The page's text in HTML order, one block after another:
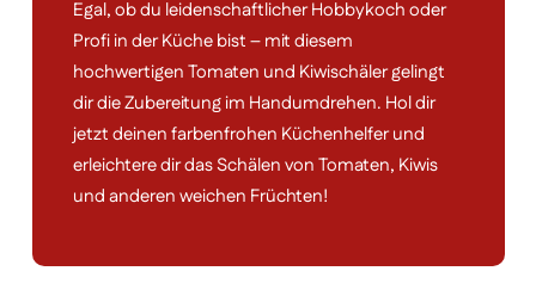
Egal, ob du leidenschaftlicher Hobbykoch oder
Profi in der Küche bist – mit diesem
hochwertigen Tomaten und Kiwischäler gelingt
dir die Zubereitung im Handumdrehen. Hol dir
jetzt deinen farbenfrohen Küchenhelfer und
erleichtere dir das Schälen von Tomaten, Kiwis
und anderen weichen Früchten!